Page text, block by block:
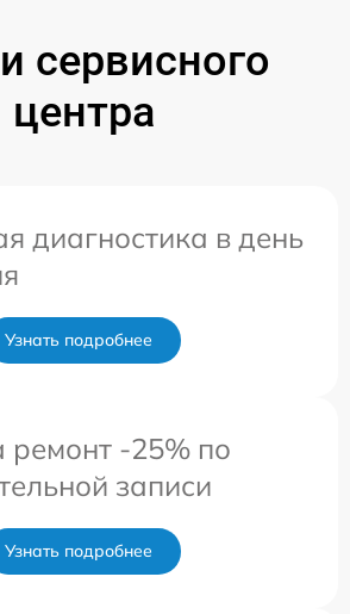
сервисного
центра
диагностика в день
Узнать подробнее
ремонт -25% по
записи
Узнать подробнее